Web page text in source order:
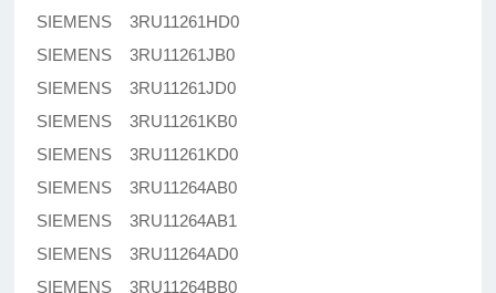
SIEMENS 3RU11261HD0
SIEMENS 3RU11261JB0
SIEMENS 3RU11261JD0
SIEMENS 3RU11261KB0
SIEMENS 3RU11261KD0
SIEMENS 3RU11264AB0
SIEMENS 3RU11264AB1
SIEMENS 3RU11264AD0
SIEMENS 3RU11264BB0